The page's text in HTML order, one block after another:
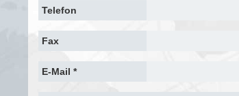
Telefon
Fax
E-Mail *